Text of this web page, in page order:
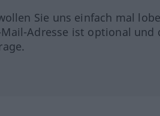
Sie uns einfach mal
Mail-Adresse ist optional und